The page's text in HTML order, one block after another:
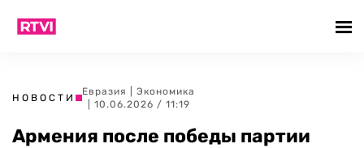
НОВОСТИ
Евразия
Экономика
| 10.06.2026 / 11:19
Армения после победы партии